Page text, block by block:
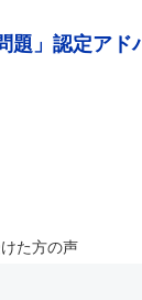
」認定アド
た方の声